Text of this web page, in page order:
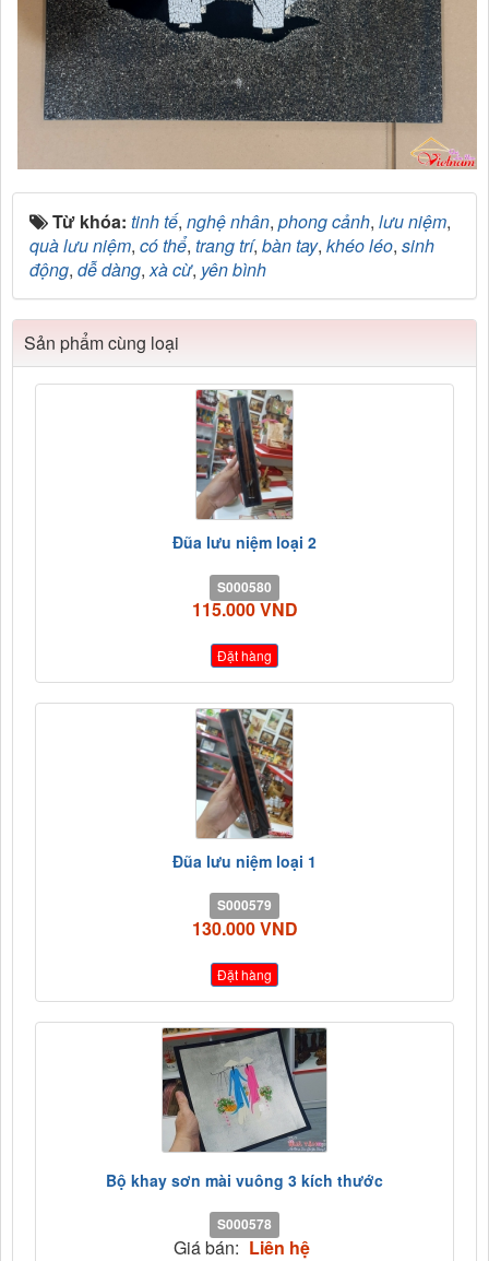
Từ khóa: tinh tế, nghệ nhân, phong cảnh, lưu niệm,
quà lưu niệm, có thể, trang trí, bàn tay, khéo léo, sinh
động, dễ dàng,xà cừ, yên bình
Sản phẩm cùng loại
Đũa lưu niệm loại 2
S000580
115.000 VND
Đặt hàng
Đũa lưu niệm loại 1
S000579
130.000 VND
Đặt hàng
Bộ khay sơn mài vuông 3 kích thước
S000578
Giá bán: Liên hệ